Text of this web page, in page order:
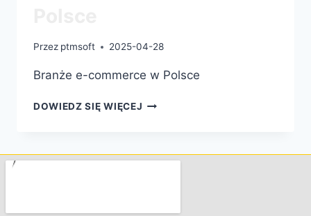
Przez ptmsoft 2025-04-28
Branże e-commerce w Polsce
DOWIEDZ SIĘ WIĘCEJ